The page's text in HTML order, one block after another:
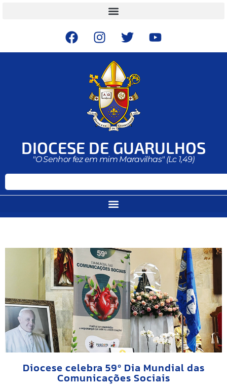
DIOCESE DE GUARULHOS
"O Senhor fez em mim Maravilhas" (Lc 1,49)
Diocese celebra 59º Dia Mundial das
Comunicações Sociais